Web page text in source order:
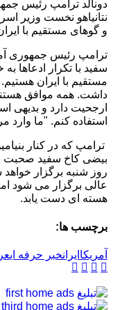
دونالد ترامپ رئیس
نتانیاهو نخست وزیر
و گوهای مستقیم با
ترامپ رئیس جمهوری
سفید با تکرار ادعاها
مستقیم با ایران
داشت. همه موافق هستند
ارجحیت دارد و بدیهی
استفاده کنم. "ما
ترامپ که در کنار
بیضی کاخ سفید
روز شنبه برگزار
عالی برگزار می شود
هسته ای دست یابد.
برچسب ها:
آمریکا ایرانخبر حرفه ای